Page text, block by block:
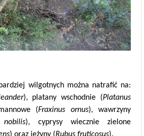
wilgotnych można natrafić na:
), platany wschodnie (Platanus
(Fraxinus ornus), wawrzyny
nobilis), cyprysy wiecznie zielone